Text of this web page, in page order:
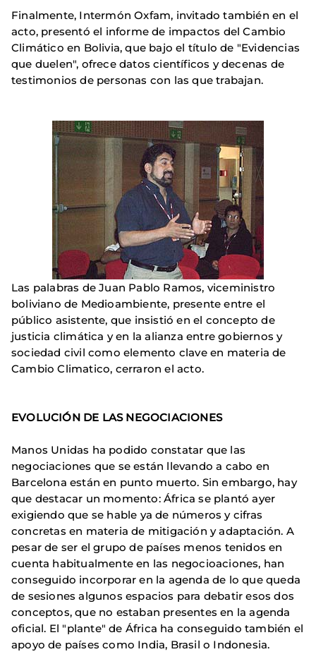
Finalmente, Intermón Oxfam, invitado también en el
acto, presentó el informe de impactos del Cambio
Climático en Bolivia, que bajo el título de "Evidencias
que duelen", ofrece datos científicos y decenas de
testimonios de personas con las que trabajan.
Las palabras de Juan Pablo Ramos, viceministro
boliviano de Medioambiente, presente entre el
público asistente, que insistió en el concepto de
justicia climática y en la alianza entre gobiernos y
sociedad civil como elemento clave en materia de
Cambio Climatico, cerraron el acto.
EVOLUCIÓN DE LAS NEGOCIACIONES
Manos Unidas ha podido constatar que las
negociaciones que se están llevando a cabo en
Barcelona están en punto muerto. Sin embargo, hay
que destacar un momento: África se plantó ayer
exigiendo que se hable ya de números y cifras
concretas en materia de mitigación y adaptación. A
pesar de ser el grupo de países menos tenidos en
cuenta habitualmente en las negocioaciones, han
conseguido incorporar en la agenda de lo que queda
de sesiones algunos espacios para debatir esos dos
conceptos, que no estaban presentes en la agenda
oficial. El "plante" de África ha conseguido también el
apoyo de países como India, Brasil o Indonesia.